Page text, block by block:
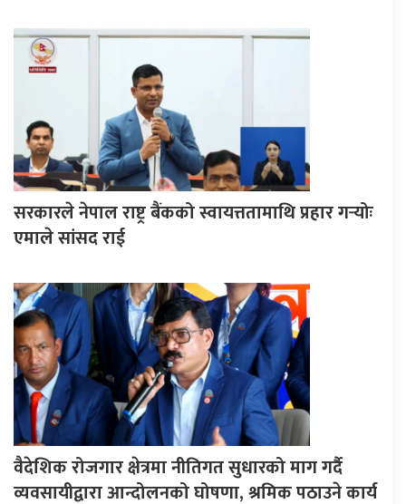
सरकारले नेपाल राष्ट्र बैंकको स्वायत्ततामाथि प्रहार गर्‍योः
एमाले सांसद राई
वैदेशिक रोजगार क्षेत्रमा नीतिगत सुधारको माग गर्दै
व्यवसायीद्वारा आन्दोलनको घोषणा, श्रमिक पठाउने कार्य